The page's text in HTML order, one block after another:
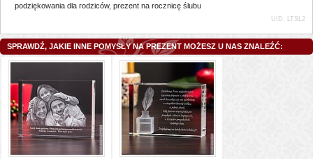
podziękowania dla rodziców,prezent na rocznicę ślubu
UID: LTSL2
SPRAWDŹ, JAKIE INNE POMYSŁY NA PREZENT MOŻESZ U NAS ZNALEŹĆ: